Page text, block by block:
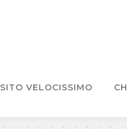
SITO VELOCISSIMO